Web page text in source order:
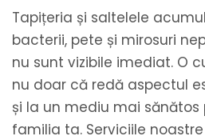
Tapițeria și saltelele
bacterii, pete și mirosuri
nu sunt vizibile imediat. O
nu doar că redă aspectul
și la un mediu mai sănătos
familia ta. Serviciile